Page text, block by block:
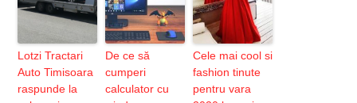
Lotzi Tractari
Auto Timisoara
raspunde la
De ce să
cumperi
calculator cu
Cele mai cool si
fashion tinute
pentru vara